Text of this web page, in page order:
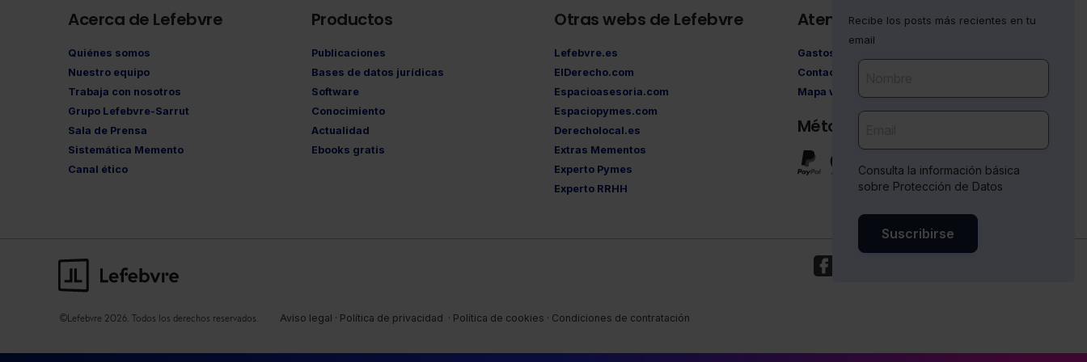
Recibe los posts más recientes en tu
email
Consulta la información básica
sobre Protección de Datos
Suscribirse
Acerca de Lefebvre
Quiénes somos
Nuestro equipo
Trabaja con nosotros
Grupo Lefebvre-Sarrut
Sala de Prensa
Sistemática Memento
Canal ético
Productos
Publicaciones
Bases de datos jurídicas
Software
Conocimiento
Actualidad
Ebooks gratis
Otras webs de Lefebvre
Lefebvre.es
ElDerecho.com
Espacioasesoria.com
Espaciopymes.com
Derecholocal.es
Extras Mementos
Experto Pymes
Experto RRHH
Atención al cliente
Gastos de envío
Contacto
Mapa web
Métodos de pago
©Lefebvre 2026. Todos los derechos reservados. Aviso legal · Política de privacidad · Política de cookies · Condiciones de contratación